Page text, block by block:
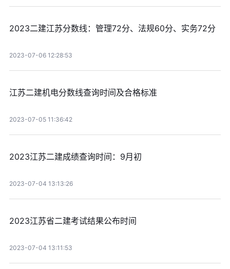
2023二建江苏分数线：管理72分、法规60分、实务72分
2023-07-06 12:28:53
江苏二建机电分数线查询时间及合格标准
2023-07-05 11:36:42
2023江苏二建成绩查询时间：9月初
2023-07-04 13:13:26
2023江苏省二建考试结果公布时间
2023-07-04 13:11:53